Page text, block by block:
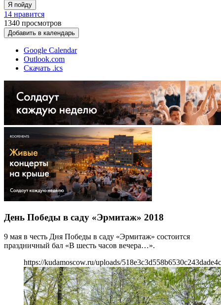
Я пойду
14 нравится
1340 просмотров
Добавить в календарь
Google Calendar
Outlook.com
Скачать .ics
День Победы в саду «Эрмитаж» 2018
9 мая в честь Дня Победы в саду «Эрмитаж» состоится
праздничный бал «В шесть часов вечера…».
https://kudamoscow.ru/uploads/